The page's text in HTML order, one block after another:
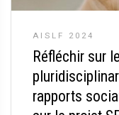
AISLF 2024
Réfléchir sur
rapports